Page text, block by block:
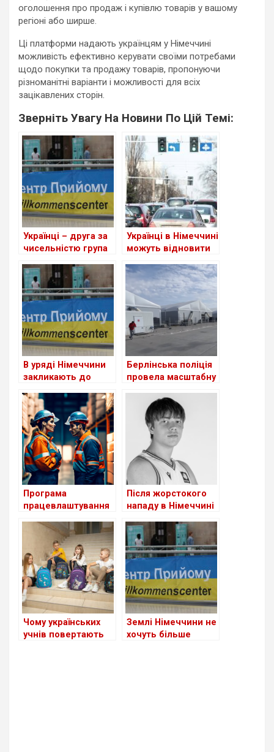
оголошення про продаж і купівлю товарів у вашому
регіоні або ширше.
Ці платформи надають українцям у Німеччині
можливість ефективно керувати своїми потребами
щодо покупки та продажу товарів, пропонуючи
різноманітні варіанти і можливості для всіх
зацікавлених сторін.
Зверніть Увагу На Новини По Цій Темі:
Українці – друга за
чисельністю група
Українці в Німеччині
можуть відновити
посвідчення водія
В уряді Німеччини
закликають до
для шукачів
притулку: чи
стосується це
українців?
Берлінська поліція
провела масштабну
для біженців з
України
Програма
працевлаштування
Німеччині поки
неефективна
Після жорстокого
нападу в Німеччині
український
баскетболіст
Чому українських
учнів повертають
Землі Німеччини не
хочуть більше